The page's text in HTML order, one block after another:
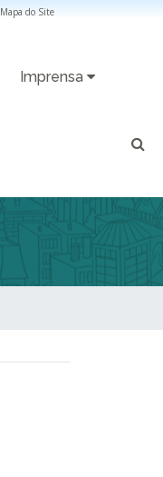
Mapa do Site
Imprensa